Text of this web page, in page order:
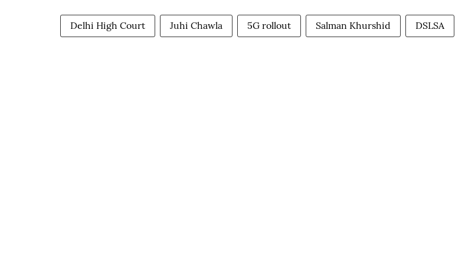
Delhi High Court Juhi Chawla 5G rollout Salman Khurshid DSLSA